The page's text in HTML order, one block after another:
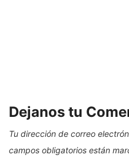
Dejanos tu
Tu dirección de correo
campos obligatorios están